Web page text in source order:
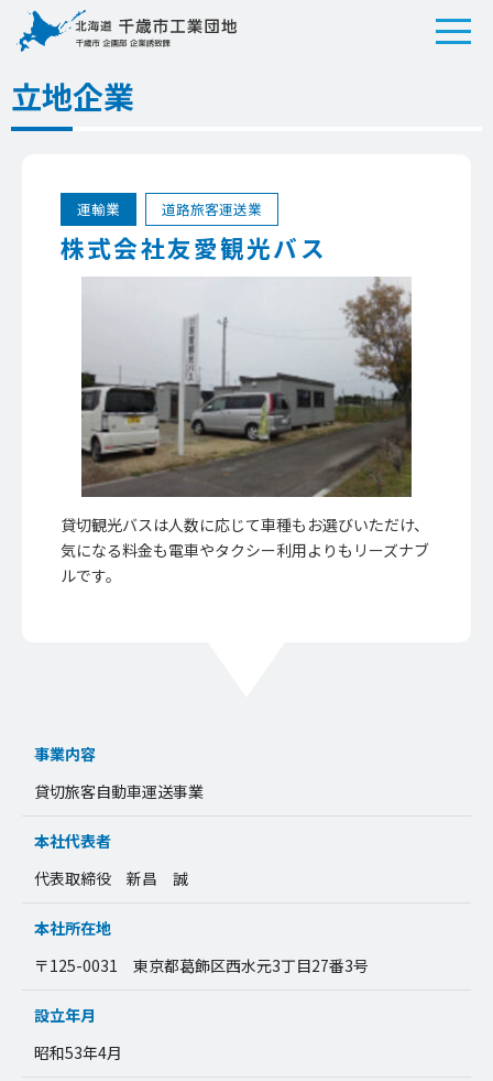
立地企業
運輸業 道路旅客運送業
株式会社友愛観光バス
貸切観光バスは人数に応じて車種もお選びいただけ、
気になる料金も電車やタクシー利用よりもリーズナブ
ルです。
事業内容
貸切旅客自動車運送事業
本社代表者
代表取締役 新昌 誠
本社所在地
〒125-0031 東京都葛飾区西水元3丁目27番3号
設立年月
昭和53年4月